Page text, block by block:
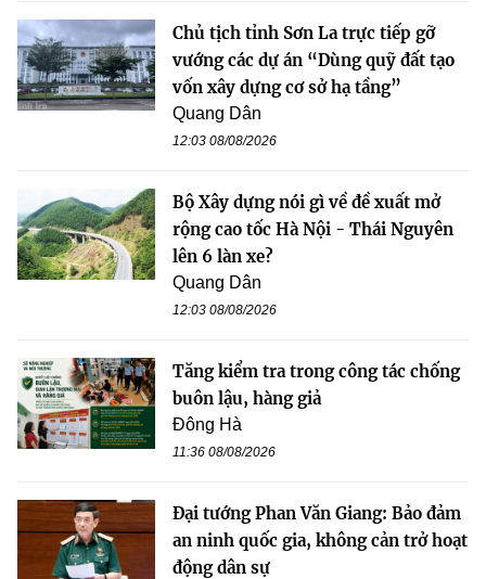
Chủ tịch tỉnh Sơn La trực tiếp gỡ
vướng các dự án “Dùng quỹ đất tạo
vốn xây dựng cơ sở hạ tầng”
Quang Dân
12:03 08/08/2026
Bộ Xây dựng nói gì về đề xuất mở
rộng cao tốc Hà Nội - Thái Nguyên
lên 6 làn xe?
Quang Dân
12:03 08/08/2026
Tăng kiểm tra trong công tác chống
buôn lậu, hàng giả
Đông Hà
11:36 08/08/2026
Đại tướng Phan Văn Giang: Bảo đảm
an ninh quốc gia, không cản trở hoạt
động dân sự